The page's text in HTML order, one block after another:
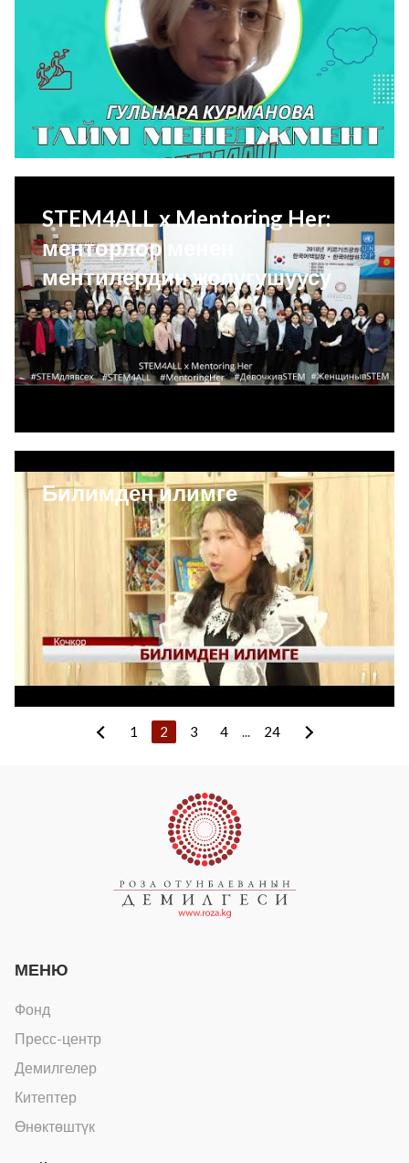
STEM4ALL x Mentoring Her:
менторлор менен
ментилердин жолугушуусу
Билимден илимге
1 2 3 4 ... 24
МЕНЮ
Фонд
Пресс-центр
Демилгелер
Китептер
Өнөктөштүк